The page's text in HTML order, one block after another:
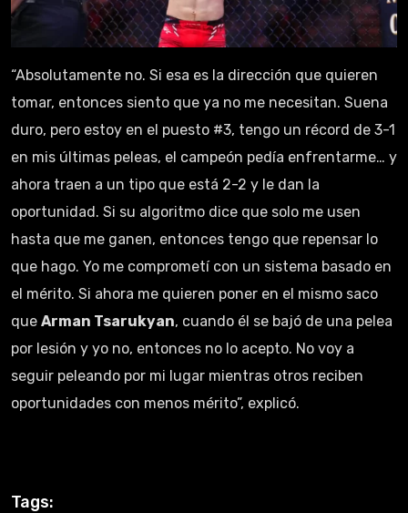
“Absolutamente no. Si esa es la dirección que quieren
tomar, entonces siento que ya no me necesitan. Suena
duro, pero estoy en el puesto #3, tengo un récord de 3-1
en mis últimas peleas, el campeón pedía enfrentarme… y
ahora traen a un tipo que está 2-2 y le dan la
oportunidad. Si su algoritmo dice que solo me usen
hasta que me ganen, entonces tengo que repensar lo
que hago. Yo me comprometí con un sistema basado en
el mérito. Si ahora me quieren poner en el mismo saco
que Arman Tsarukyan, cuando él se bajó de una pelea
por lesión y yo no, entonces no lo acepto. No voy a
seguir peleando por mi lugar mientras otros reciben
oportunidades con menos mérito”, explicó.
Tags: